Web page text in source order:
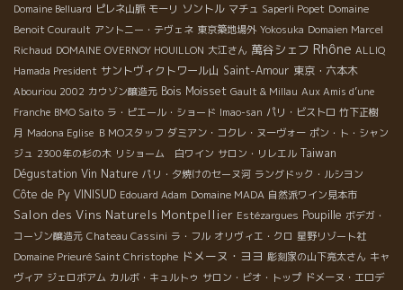
Domaine Belluard ピレネ山脈 モーリ ソントル マチュ Saperli Popet Domaine
Benoit Courault アントニー・テヴェネ 東京築地場外 Yokosuka Domaien Marcel
Richaud DOMAINE OVERNOY HOUILLON 大江さん 萬谷シェフ Rhône ALLIQ
Hamada President サントヴィクトワール山 Saint-Amour 東京・六本木
Abouriou 2002 カウゾン醸造元 Bois Moisset Gault & Millau Aux Amis d’une
Franche BMO Saito ラ・ピエール・ショード Imao-san パリ・ビストロ 竹下正樹
月 Madona Eglise ＢＭОスタッフ ダミアン・コクレ・ヌーヴォー ポン・ト・シャン
ジュ 2300年の杉の木 リショーム 白ワイン サロン・リレエル Taiwan
Dégustation Vin Nature パリ・夕焼けのセーヌ河 ラングドック・ルシヨン
Côte de Py VINISUD Edouard Adam Domaine MADA 自然派ワイン見本市
Salon des Vins Naturels Montpellier Estézargues Poupille ボデガ・
コーゾン醸造元 Chateau Cassini ラ・フル オリヴィエ・クロ 星野リゾート社
Domaine Prieuré Saint Christophe ドメーヌ・ヨヨ 彫刻家の山下亮太さん キャ
ヴィア ジェロボアム カルボ・キュルトゥ サロン・ビオ・トップ ドメーヌ・エロデ